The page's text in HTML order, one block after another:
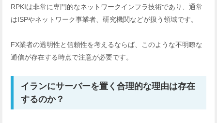
RPKIは非常に専門的なネットワークインフラ技術であり、通常
はISPやネットワーク事業者、研究機関などが扱う領域です。
FX業者の透明性と信頼性を考えるならば、このような不明瞭な
通信が存在する時点で注意が必要です。
イランにサーバーを置く合理的な理由は存在
するのか？